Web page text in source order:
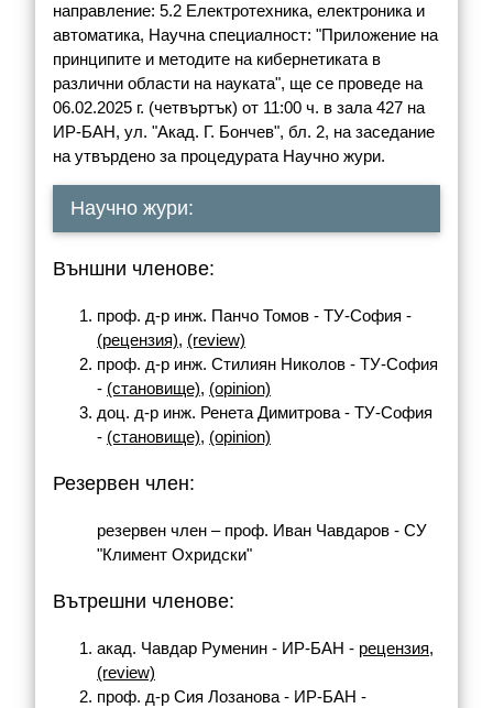
направление: 5.2 Електротехника, електроника и
автоматика, Научна специалност: "Приложение на
принципите и методите на кибернетиката в
различни области на науката", ще се проведе на
06.02.2025 г. (четвъртък) от 11:00 ч. в зала 427 на
ИР-БАН, ул. "Акад. Г. Бончев", бл. 2, на заседание
на утвърдено за процедурата Научно жури.
Научно жури:
Външни членове:
проф. д-р инж. Панчо Томов - ТУ-София -
(рецензия), (review)
проф. д-р инж. Стилиян Николов - ТУ-София
- (становище), (opinion)
доц. д-р инж. Ренета Димитрова - ТУ-София
- (становище), (opinion)
Резервен член:
резервен член – проф. Иван Чавдаров - СУ
"Климент Охридски"
Вътрешни членове:
акад. Чавдар Руменин - ИР-БАН - рецензия,
(review)
проф. д-р Сия Лозанова - ИР-БАН -